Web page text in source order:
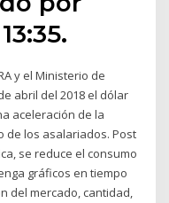
y el Ministerio de
abril del 2018 el dólar
aceleración de la
de los asalariados. Post
se reduce el consumo
gráficos en tiempo
del mercado, cantidad,